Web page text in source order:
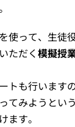
使って、生徒
ただく模擬授
トも行います
てみようとい
ます。